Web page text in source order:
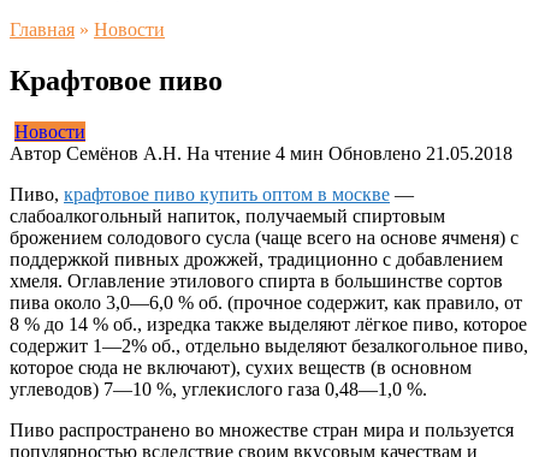
Главная » Новости
Крафтовое пиво
Новости
Автор Семёнов А.Н. На чтение 4 мин Обновлено 21.05.2018
Пиво, крафтовое пиво купить оптом в москве —
слабоалкогольный напиток, получаемый спиртовым
брожением солодового сусла (чаще всего на основе ячменя) с
поддержкой пивных дрожжей, традиционно с добавлением
хмеля. Оглавление этилового спирта в большинстве сортов
пива около 3,0—6,0 % об. (прочное содержит, как правило, от
8 % до 14 % об., изредка также выделяют лёгкое пиво, которое
содержит 1—2% об., отдельно выделяют безалкогольное пиво,
которое сюда не включают), сухих веществ (в основном
углеводов) 7—10 %, углекислого газа 0,48—1,0 %.
Пиво распространено во множестве стран мира и пользуется
популярностью вследствие своим вкусовым качествам и